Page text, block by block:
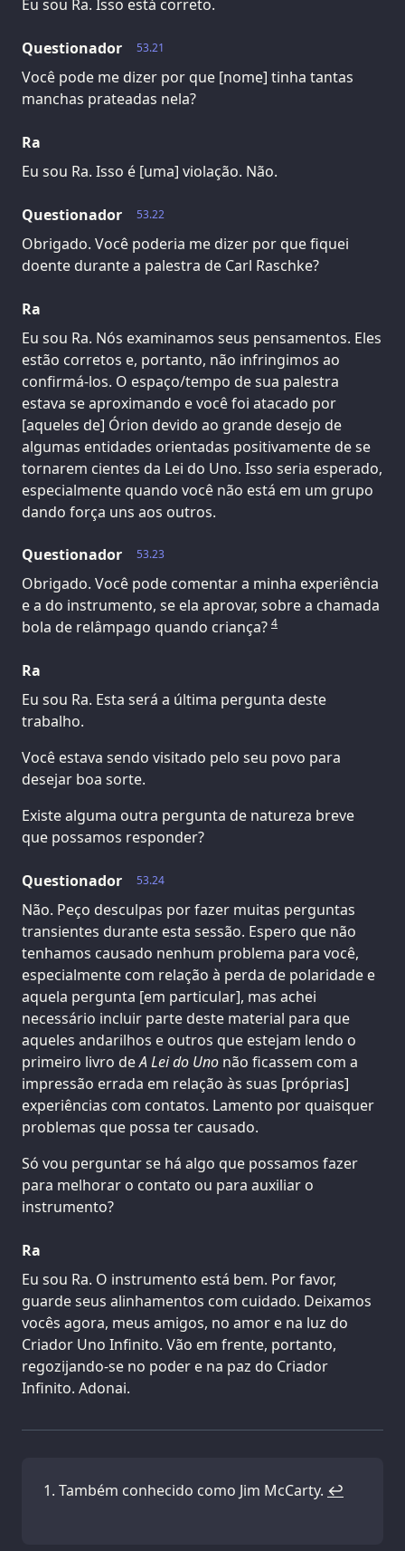
Eu sou Ra. Isso está correto.
53.21
Questionador
Você pode me dizer por que [nome] tinha tantas
manchas prateadas nela?
Ra
Eu sou Ra. Isso é [uma] violação. Não.
53.22
Questionador
Obrigado. Você poderia me dizer por que fiquei
doente durante a palestra de Carl Raschke?
Ra
Eu sou Ra. Nós examinamos seus pensamentos. Eles
estão corretos e, portanto, não infringimos ao
confirmá-los. O espaço/tempo de sua palestra
estava se aproximando e você foi atacado por
[aqueles de] Órion devido ao grande desejo de
algumas entidades orientadas positivamente de se
tornarem cientes da Lei do Uno. Isso seria esperado,
especialmente quando você não está em um grupo
dando força uns aos outros.
53.23
Questionador
Obrigado. Você pode comentar a minha experiência
e a do instrumento, se ela aprovar, sobre a chamada
bola de relâmpago quando criança? 4
Ra
Eu sou Ra. Esta será a última pergunta deste
trabalho.
Você estava sendo visitado pelo seu povo para
desejar boa sorte.
Existe alguma outra pergunta de natureza breve
que possamos responder?
53.24
Questionador
Não. Peço desculpas por fazer muitas perguntas
transientes durante esta sessão. Espero que não
tenhamos causado nenhum problema para você,
especialmente com relação à perda de polaridade e
aquela pergunta [em particular], mas achei
necessário incluir parte deste material para que
aqueles andarilhos e outros que estejam lendo o
primeiro livro deA Lei do Uno não ficassem com a
impressão errada em relação às suas [próprias]
experiências com contatos. Lamento por quaisquer
problemas que possa ter causado.
Só vou perguntar se há algo que possamos fazer
para melhorar o contato ou para auxiliar o
instrumento?
Ra
Eu sou Ra. O instrumento está bem. Por favor,
guarde seus alinhamentos com cuidado. Deixamos
vocês agora, meus amigos, no amor e na luz do
Criador Uno Infinito. Vão em frente, portanto,
regozijando-se no poder e na paz do Criador
Infinito. Adonai.
Também conhecido como Jim McCarty. ↩